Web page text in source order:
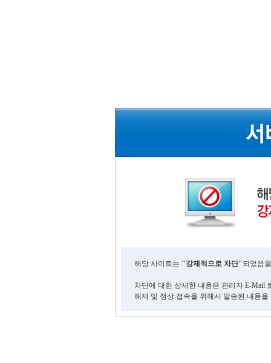
해당 사이트는 "강제적으로 차단"되었음
차단에 대한 상세한 내용은 관리자 E-Mail
해제 및 정상 접속을 위해서 발송된 내용